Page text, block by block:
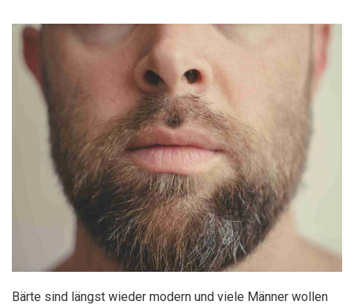
Bärte sind längst wieder modern und viele Männer wollen